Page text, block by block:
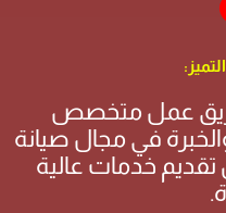
عمل متخصص
في مجال صيانة
خدمات عالية